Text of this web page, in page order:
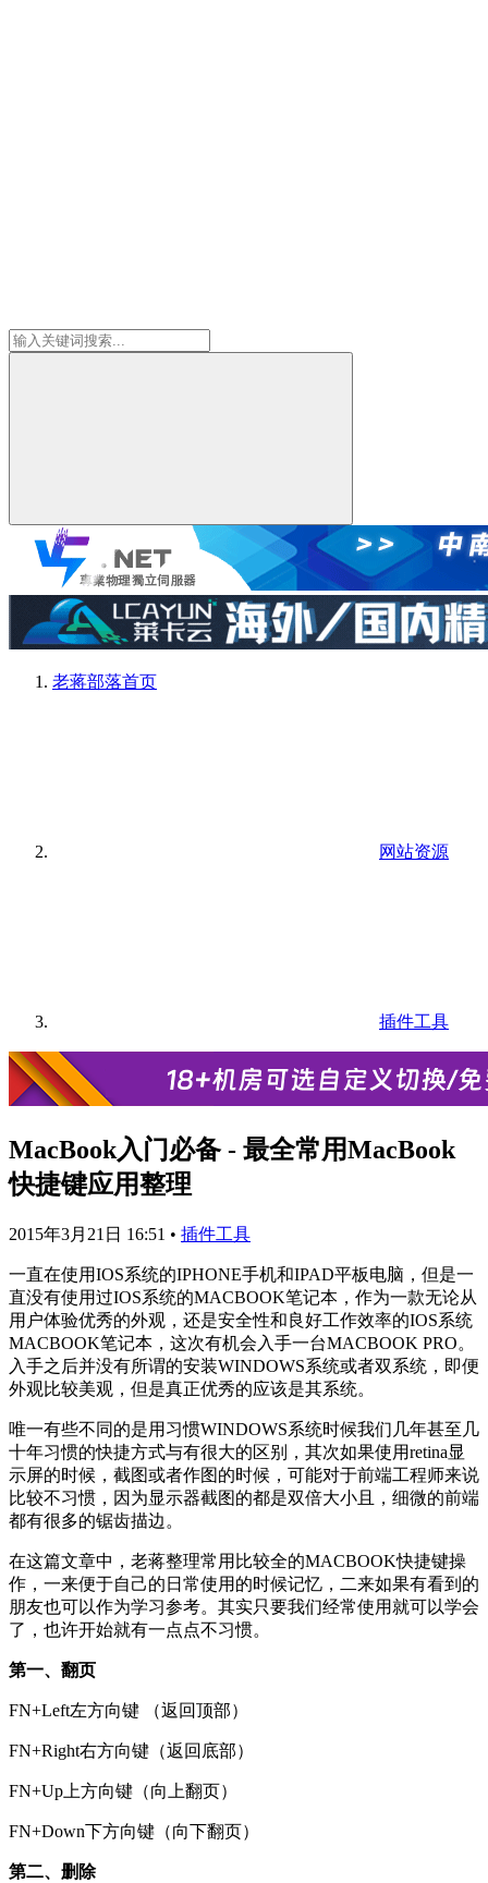
老蒋部落首页
网站资源
插件工具
MacBook入门必备 - 最全常用MacBook
快捷键应用整理
2015年3月21日 16:51 • 插件工具
一直在使用IOS系统的IPHONE手机和IPAD平板电脑，但是一
直没有使用过IOS系统的MACBOOK笔记本，作为一款无论从
用户体验优秀的外观，还是安全性和良好工作效率的IOS系统
MACBOOK笔记本，这次有机会入手一台MACBOOK PRO。
入手之后并没有所谓的安装WINDOWS系统或者双系统，即便
外观比较美观，但是真正优秀的应该是其系统。
唯一有些不同的是用习惯WINDOWS系统时候我们几年甚至几
十年习惯的快捷方式与有很大的区别，其次如果使用retina显
示屏的时候，截图或者作图的时候，可能对于前端工程师来说
比较不习惯，因为显示器截图的都是双倍大小且，细微的前端
都有很多的锯齿描边。
在这篇文章中，老蒋整理常用比较全的MACBOOK快捷键操
作，一来便于自己的日常使用的时候记忆，二来如果有看到的
朋友也可以作为学习参考。其实只要我们经常使用就可以学会
了，也许开始就有一点点不习惯。
第一、翻页
FN+Left左方向键 （返回顶部）
FN+Right右方向键（返回底部）
FN+Up上方向键（向上翻页）
FN+Down下方向键（向下翻页）
第二、删除